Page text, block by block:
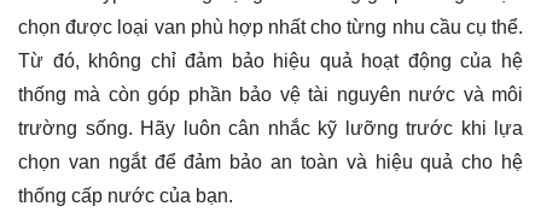
chọn được loại van phù hợp nhất cho từng nhu cầu cụ thể.
Từ đó, không chỉ đảm bảo hiệu quả hoạt động của hệ
thống mà còn góp phần bảo vệ tài nguyên nước và môi
trường sống. Hãy luôn cân nhắc kỹ lưỡng trước khi lựa
chọn van ngắt để đảm bảo an toàn và hiệu quả cho hệ
thống cấp nước của bạn.